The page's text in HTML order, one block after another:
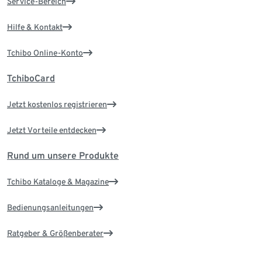
Hilfe & Kontakt
Tchibo Online-Konto
TchiboCard
Jetzt kostenlos registrieren
Jetzt Vorteile entdecken
Rund um unsere Produkte
Tchibo Kataloge & Magazine
Bedienungsanleitungen
Ratgeber & Größenberater